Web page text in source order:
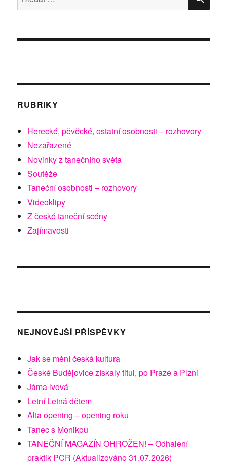
RUBRIKY
Herecké, pěvěcké, ostatní osobnosti – rozhovory
Nezařazené
Novinky z tanečního světa
Soutěže
Taneční osobnosti – rozhovory
Videoklipy
Z české taneční scény
Zajímavosti
NEJNOVĚJŠÍ PŘÍSPĚVKY
Jak se mění česká kultura
České Budějovice získaly titul, po Praze a Plzni
Jáma lvová
Letní Letná dětem
Alta opening – opening roku
Tanec s Monikou
TANEČNÍ MAGAZÍN OHROŽEN! – Odhalení
praktik PCR (Aktualizováno 31.07.2026)